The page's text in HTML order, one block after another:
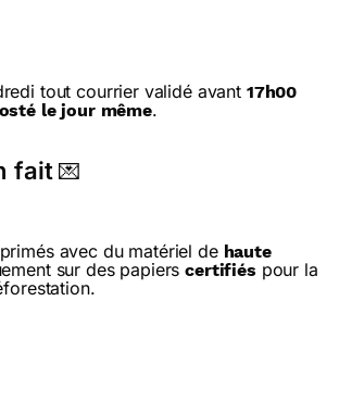
tout courrier validé avant 17h00
le jour même.
fait 💌
avec du matériel de haute
sur des papierscertifiés pour la